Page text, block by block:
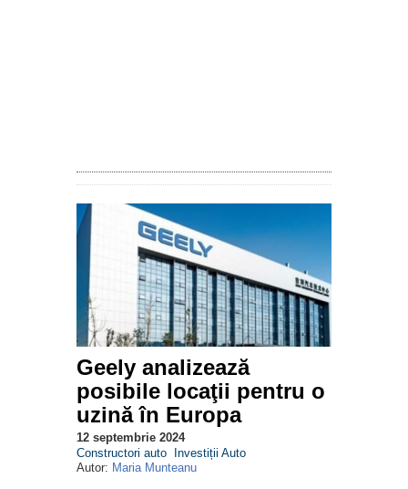
Geely analizează
posibile locaţii pentru o
uzină în Europa
12 septembrie 2024
Constructori auto
Investiții Auto
Autor: Maria Munteanu